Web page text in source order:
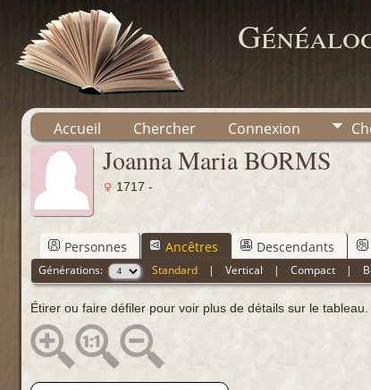
Accueil Chercher Connexion
Joanna Maria BORMS
1717 -
Personnes Ancêtres Descendants
Générations: Standard |Vertical |Compact |
Étirer ou faire défiler pour voir plus de détails sur le tableau.